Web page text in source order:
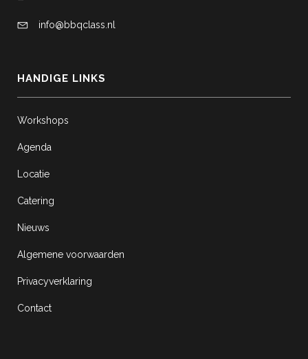
info@bbqclass.nl
HANDIGE LINKS
Workshops
Agenda
Locatie
Catering
Nieuws
Algemene voorwaarden
Privacyverklaring
Contact